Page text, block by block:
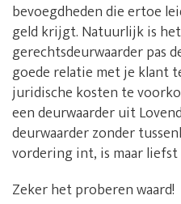
bevoegdheden die ertoe
geld krijgt. Natuurlijk is
gerechtsdeurwaarder pas
goede relatie met je klant
juridische kosten te
een deurwaarder uit
deurwaarder zonder
vordering int, is maar liefst
Zeker het proberen waard!